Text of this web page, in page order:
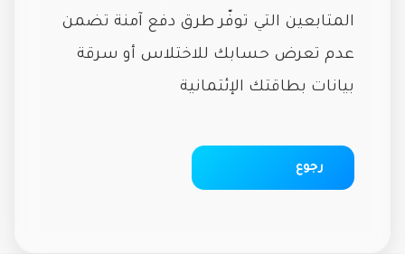
المتابعين التي توفّر طرق دفع آمنة تضمن
عدم تعرض حسابك للاختلاس أو سرقة
بيانات بطاقتك الإئتمانية
رجوع